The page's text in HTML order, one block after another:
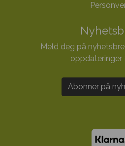
Meld deg på
oppdateringer
Abonner på